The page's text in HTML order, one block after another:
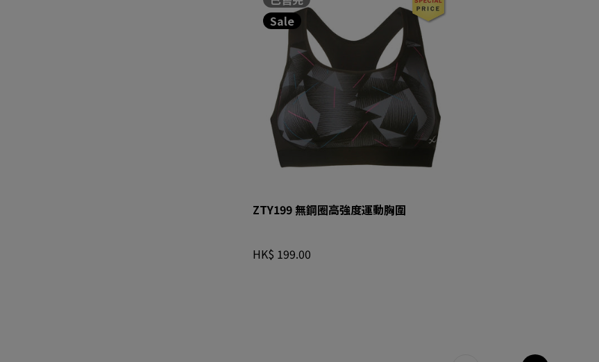
ZTY199 無鋼圈高強度運動胸圍
HK$ 199.00
Sale